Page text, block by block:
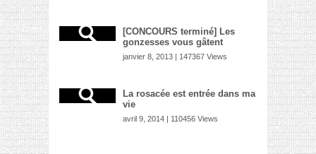
[CONCOURS terminé] Les
gonzesses vous gâtent
janvier 8, 2013 | 147367 Views
La rosacée est entrée dans ma
vie
avril 9, 2014 | 110456 Views